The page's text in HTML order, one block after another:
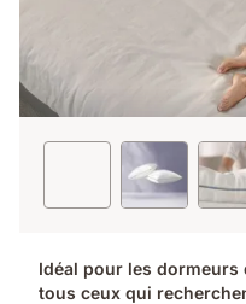
Idéal pour les
tous ceux qui